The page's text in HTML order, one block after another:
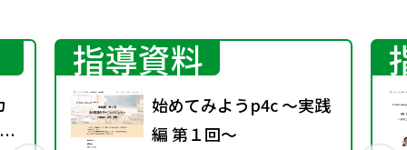
指導資料
始めてみようp4c ～実践
編 第１回～